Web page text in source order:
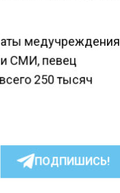
медучреждения
СМИ, певец
250 тысяч
ПОДПИШИСЬ!